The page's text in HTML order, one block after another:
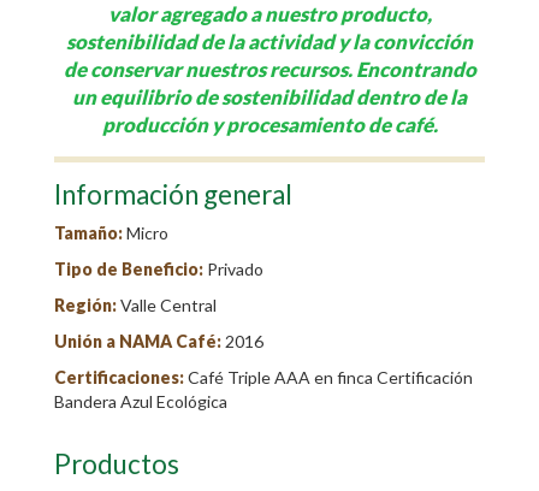
valor agregado a nuestro producto,
sostenibilidad de la actividad y la convicción
de conservar nuestros recursos. Encontrando
un equilibrio de sostenibilidad dentro de la
producción y procesamiento de café.
Información general
Tamaño:Micro
Tipo de Beneficio: Privado
Región:Valle Central
Unión a NAMA Café: 2016
Certificaciones:Café Triple AAA en finca Certificación
Bandera Azul Ecológica
Productos